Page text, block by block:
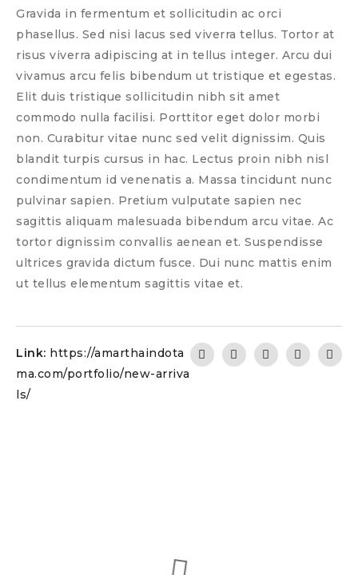
Gravida in fermentum et sollicitudin ac orci
phasellus. Sed nisi lacus sed viverra tellus. Tortor at
risus viverra adipiscing at in tellus integer. Arcu dui
vivamus arcu felis bibendum ut tristique et egestas.
Elit duis tristique sollicitudin nibh sit amet
commodo nulla facilisi. Porttitor eget dolor morbi
non. Curabitur vitae nunc sed velit dignissim. Quis
blandit turpis cursus in hac. Lectus proin nibh nisl
condimentum id venenatis a. Massa tincidunt nunc
pulvinar sapien. Pretium vulputate sapien nec
sagittis aliquam malesuada bibendum arcu vitae. Ac
tortor dignissim convallis aenean et. Suspendisse
ultrices gravida dictum fusce. Dui nunc mattis enim
ut tellus elementum sagittis vitae et.
Link: https://amarthaindota
ma.com/portfolio/new-arriva
ls/